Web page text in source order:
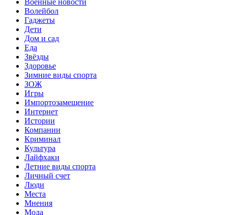
Волейбол
Гаджеты
Дети
Дом и сад
Еда
Звёзды
Здоровье
Зимние виды спорта
ЗОЖ
Игры
Импортозамещение
Интернет
Истории
Компании
Криминал
Культура
Лайфхаки
Летние виды спорта
Личный счет
Люди
Места
Мнения
Мода